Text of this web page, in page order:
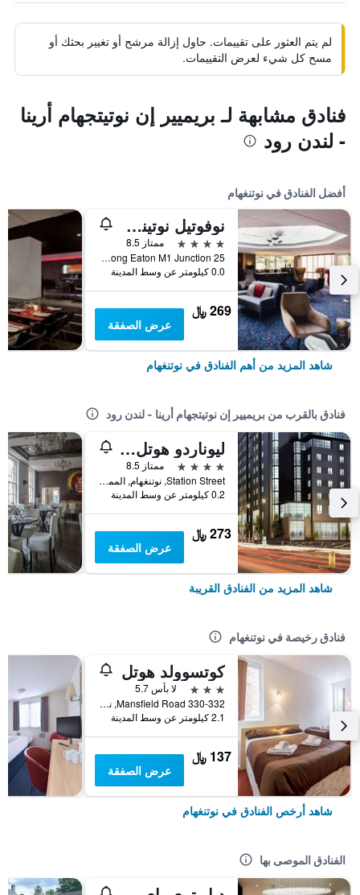
لم يتم العثور على تقييمات. حاول إزالة مرشح أو تغيير بحثك أو
مسح كل شيء لعرض التقييمات.
فنادق مشابهة لـ بريميير إن نوتيتجهام أرينا
- لندن رود
أفضل الفنادق في نوتنغهام
نوفوتيل نوتينجهام ديربي
4 نجوم
ممتاز 8.5
Bostock Lane Long Eaton M1 Junction 25, نوتنغهام, المملكة المتحدة
0.0 كيلومتر عن وسط المدينة
269 ﷼
عرض الصفقة
شاهد المزيد من أهم الفنادق في نوتنغهام
فنادق بالقرب من بريميير إن نوتيتجهام أرينا - لندن رود
ليوناردو هوتل نوتينغهام
4 نجوم
ممتاز 8.5
Station Street, نوتنغهام, المملكة المتحدة
0.2 كيلومتر عن وسط المدينة
273 ﷼
عرض الصفقة
شاهد المزيد من الفنادق القريبة
فنادق رخيصة في نوتنغهام
كوتسوولد هوتل
3 نجوم
لا بأس 5.7
330-332 Mansfield Road, نوتنغهام, المملكة المتحدة
2.1 كيلومتر عن وسط المدينة
137 ﷼
عرض الصفقة
شاهد أرخص الفنادق في نوتنغهام
الفنادق الموصى بها